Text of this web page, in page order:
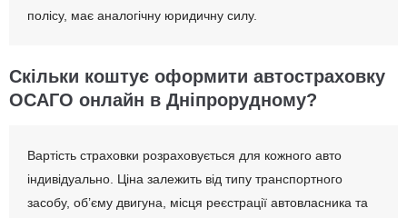
полісу, має аналогічну юридичну силу.
Скільки коштує оформити автостраховку
ОСАГО онлайн в Дніпрорудному?
Вартість страховки розраховується для кожного авто
індивідуально. Ціна залежить від типу транспортного
засобу, об’єму двигуна, місця реєстрації автовласника та